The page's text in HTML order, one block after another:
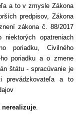
a to v zmysle Zákona
predpisov, Zákona
zákona č. 88/2017
opatreniach
poriadku, Civilného
poriadku a o zmene
štátu - spracúvanie je
prevádzkovateľa a to